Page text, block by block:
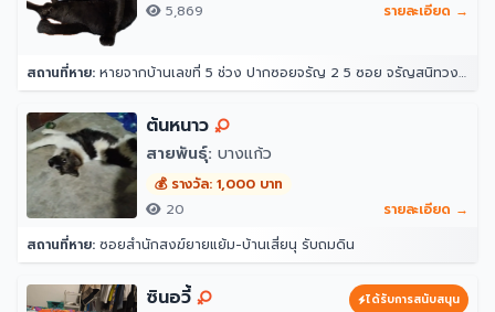
5,869 รายละเอียด →
สถานที่หาย: หายจากบ้านเลขที่ 5 ช่วง ปากซอยจรัญ 2 5 ซอย จรัญสนิทวงศ์ 2 แขวงวัดท่าพระ เขตบางกอกใหญ่ กรุงเทพมหานคร 10600 ประเทศไทย
ต้นหนาว
สายพันธุ์: บางแก้ว
💰 รางวัล: 1,000 บาท
20
รายละเอียด →
สถานที่หาย: ซอยสำนักสงฆ์ยายแย้ม-บ้านเสี่ยนุ รับถมดิน
ซินอวี้ ได้รับการสนับสนุน